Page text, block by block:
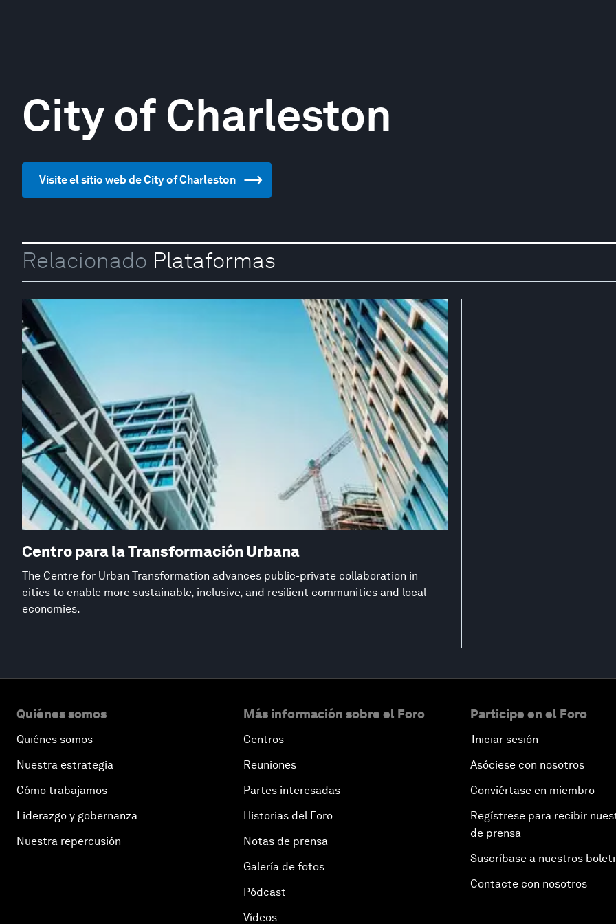
City of Charleston
Visite el sitio web de City of Charleston
Relacionado Plataformas
Centro para la Transformación Urbana
The Centre for Urban Transformation advances public-private collaboration in
cities to enable more sustainable, inclusive, and resilient communities and local
economies.
Quiénes somos
Quiénes somos
Nuestra estrategia
Cómo trabajamos
Liderazgo y gobernanza
Nuestra repercusión
Más información sobre el Foro
Centros
Reuniones
Partes interesadas
Historias del Foro
Notas de prensa
Galería de fotos
Pódcast
Vídeos
Participe en el Foro
Iniciar sesión
Asóciese con nosotros
Conviértase en miembro
Regístrese para recibir
de prensa
Suscríbase a nuestros
Contacte con nosotros